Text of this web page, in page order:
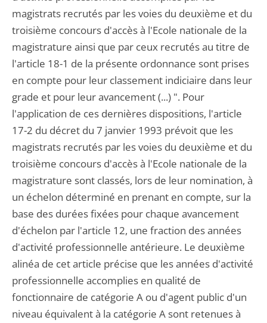
magistrats recrutés par les voies du deuxième et du
troisième concours d'accès à l'Ecole nationale de la
magistrature ainsi que par ceux recrutés au titre de
l'article 18-1 de la présente ordonnance sont prises
en compte pour leur classement indiciaire dans leur
grade et pour leur avancement (...) ". Pour
l'application de ces dernières dispositions, l'article
17-2 du décret du 7 janvier 1993 prévoit que les
magistrats recrutés par les voies du deuxième et du
troisième concours d'accès à l'Ecole nationale de la
magistrature sont classés, lors de leur nomination, à
un échelon déterminé en prenant en compte, sur la
base des durées fixées pour chaque avancement
d'échelon par l'article 12, une fraction des années
d'activité professionnelle antérieure. Le deuxième
alinéa de cet article précise que les années d'activité
professionnelle accomplies en qualité de
fonctionnaire de catégorie A ou d'agent public d'un
niveau équivalent à la catégorie A sont retenues à